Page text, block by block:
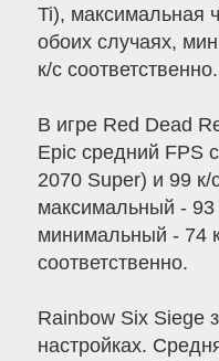
Ti), максимальная
обоих случаях,
к/с соответственно.
В игре Red Dead
Epic средний FPS
2070 Super) и 99 к/
максимальный - 93
минимальный - 74
соответственно.
Rainbow Six Siege
настройках.